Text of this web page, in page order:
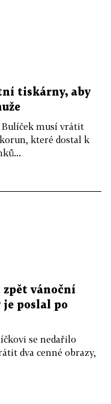
tiskárny, aby
Bulíček musí vrátit
které dostal k
vánoční
poslal po
se nedařilo
dva cenné obrazy,